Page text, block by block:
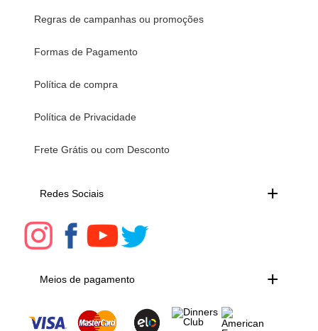
Regras de campanhas ou promoções
Formas de Pagamento
Política de compra
Política de Privacidade
Frete Grátis ou com Desconto
Redes Sociais
Meios de pagamento